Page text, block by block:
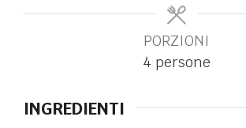
PORZIONI
4 persone
INGREDIENTI